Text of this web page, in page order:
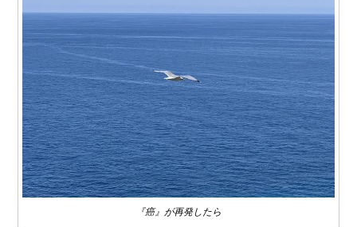
『癌』が再発したら